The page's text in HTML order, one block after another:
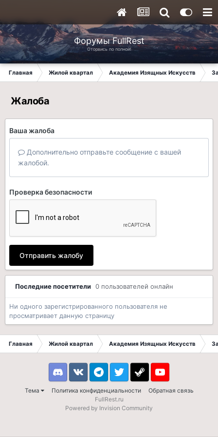
Форумы FullRest
Оторвись по полной!
Главная Жилой квартал Академия Изящных Искусств
Жалоба
Ваша жалоба
Дополнительно отправьте сообщение с вашей
жалобой.
Проверка безопасности
Отправить жалобу
Последние посетители 0 пользователей онлайн
Ни одного зарегистрированного пользователя не
просматривает данную страницу
Главная Жилой квартал Академия Изящных Искусств
Тема Политика конфиденциальности Обратная связь
DiscordVK TelegramTwitter Steam Youtube
FullRest.ru
Powered by Invision Community